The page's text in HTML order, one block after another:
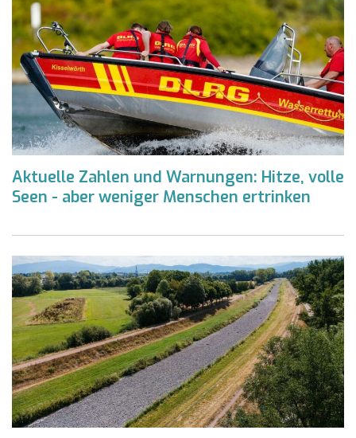
Aktuelle Zahlen und Warnungen: Hitze, volle
Seen - aber weniger Menschen ertrinken